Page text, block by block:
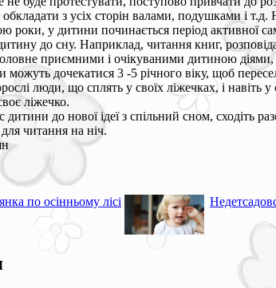
обкладати з усіх сторін валами, подушками і
роки, у дитини починається період активної
до сну. Наприклад, читання книг,
приємними і очікуваними дитиною діями,
можуть дочекатися 3 -5 річного віку, щоб
люди, що сплять у своїх ліжечках, і навіть
ліжечко.
дитини до нової ідеї з спільний сном, сходіть
читання на ніч.
по осінньому лісі